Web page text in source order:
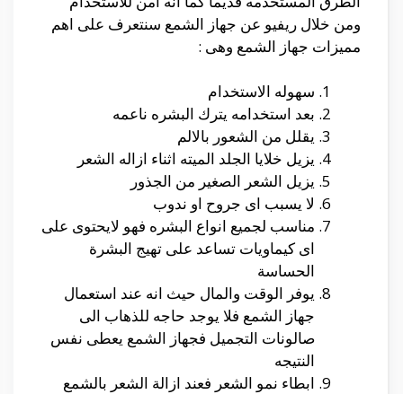
ومن خلال ريفيو عن جهاز الشمع سنتعرف على اهم
مميزات جهاز الشمع وهى :
سهوله الاستخدام
بعد استخدامه يترك البشره ناعمه
يقلل من الشعور بالالم
يزيل خلايا الجلد الميته اثناء ازاله الشعر
يزيل الشعر الصغير من الجذور
لا يسبب اى جروح او ندوب
مناسب لجميع انواع البشره فهو لايحتوى على
اى كيماويات تساعد على تهيج البشرة
الحساسة
يوفر الوقت والمال حيث انه عند استعمال
جهاز الشمع فلا يوجد حاجه للذهاب الى
صالونات التجميل فجهاز الشمع يعطى نفس
النتيجه
ابطاء نمو الشعر فعند ازالة الشعر بالشمع